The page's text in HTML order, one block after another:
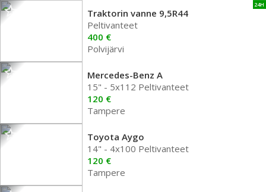
24H
Traktorin vanne 9,5R44
Peltivanteet
400 €
Polvijärvi
Mercedes-Benz A
15" - 5x112 Peltivanteet
120 €
Tampere
Toyota Aygo
14" - 4x100 Peltivanteet
120 €
Tampere